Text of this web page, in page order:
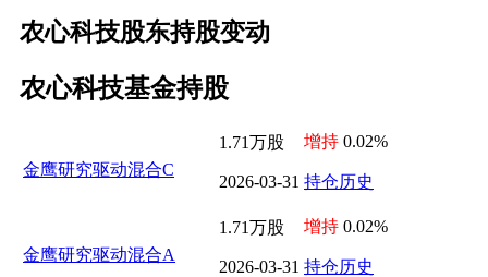
农心科技股东持股变动
农心科技基金持股
金鹰研究驱动混合C
1.71万股
2026-03-31
增持 0.02%
持仓历史
金鹰研究驱动混合A
1.71万股
2026-03-31
增持 0.02%
持仓历史